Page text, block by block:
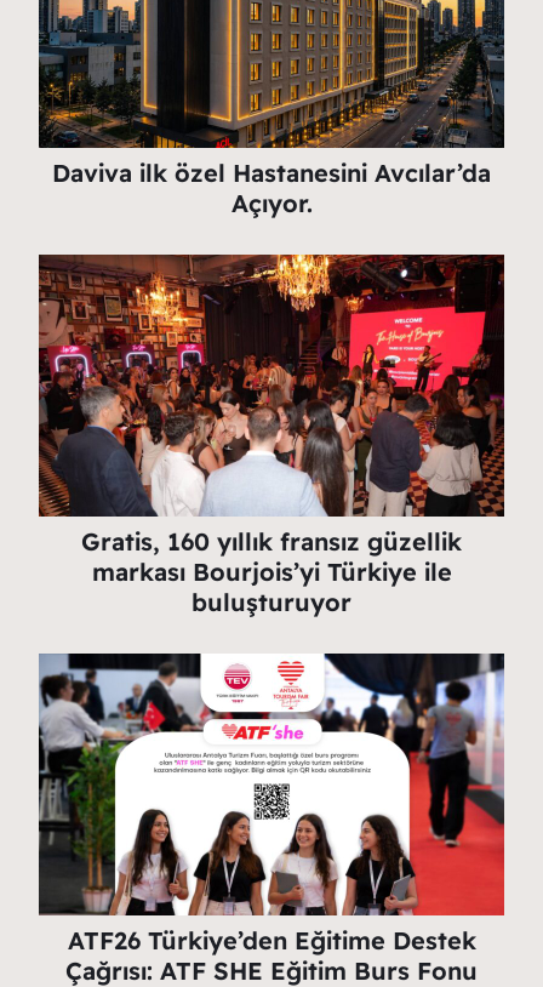
Daviva ilk özel Hastanesini Avcılar’da
Açıyor.
Gratis, 160 yıllık fransız güzellik
markası Bourjois’yi Türkiye ile
buluşturuyor
ATF26 Türkiye’den Eğitime Destek
Çağrısı: ATF SHE Eğitim Burs Fonu